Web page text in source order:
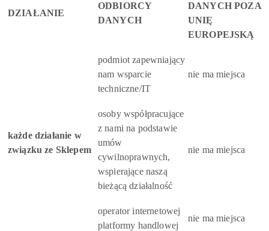
DZIAŁANIE
ODBIORCY
DANYCH
DANYCH POZA
UNIĘ
EUROPEJSKĄ
każde działanie w
związku ze Sklepem
podmiot zapewniający
nam wsparcie
techniczne/IT
nie ma miejsca
osoby współpracujące
z nami na podstawie
umów
cywilnoprawnych,
wspierające naszą
bieżącą działalność
nie ma miejsca
operator internetowej
platformy handlowej
nie ma miejsca